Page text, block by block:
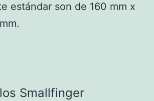
estándar son de 160 mm x
Smallfinger